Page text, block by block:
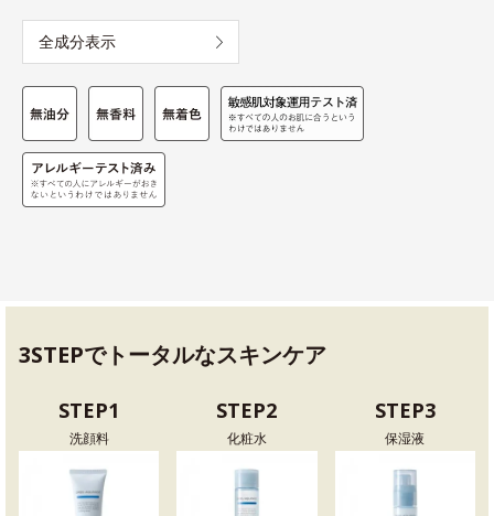
全成分表示
3STEPでトータルなスキンケア
STEP1
洗顔料
STEP2
化粧水
STEP3
保湿液